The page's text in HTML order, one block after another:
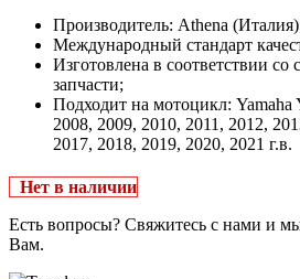
Производитель: Athena
Международный стандарт
Изготовлена в соответствии
запчасти;
Подходит на мотоцикл: Yamaha
2008, 2009, 2010, 2011, 2012,
2017, 2018, 2019, 2020, 2021 г.в.
Нет в наличии
Есть вопросы? Свяжитесь с нами и
Вам.